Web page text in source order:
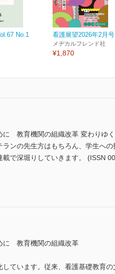
No.1 看護展望2026年2月号
メヂカルフレンド社
¥1,870
教育機関の組織改革 変わりゆ
ンの先生方はもちろん、学生へ
で深堀りしていきます。 (ISSN
に 教育機関の組織改革
ています。従来、看護基礎教育